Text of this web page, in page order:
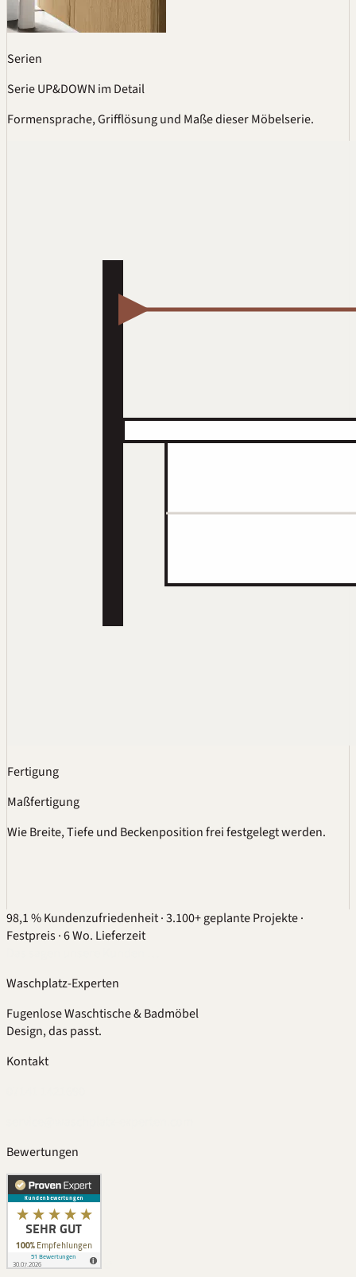
Serien
Serie UP&DOWN im Detail
Formensprache, Grifflösung und Maße dieser Möbelserie.
Fertigung
Maßfertigung
Wie Breite, Tiefe und Beckenposition frei festgelegt werden.
98,1 % Kundenzufriedenheit·3.100+ geplante Projekte·
Festpreis·6 Wo. Lieferzeit
Waschplatz-Experten
Fugenlose Waschtische & Badmöbel
Design, das passt.
Kontakt
Bewertungen